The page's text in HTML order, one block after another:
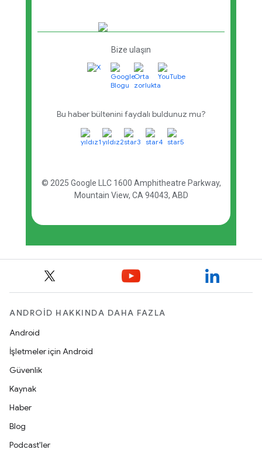
ANDROID HAKKINDA DAHA FAZLA
Android
İşletmeler için Android
Güvenlik
Kaynak
Haber
Blog
Podcast'ler